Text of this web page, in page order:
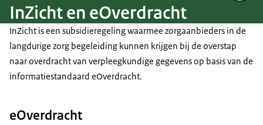
InZicht en eOverdracht
InZicht is een subsidieregeling waarmee zorgaanbieders in de
langdurige zorg begeleiding kunnen krijgen bij de overstap
naar overdracht van verpleegkundige gegevens op basis van de
informatiestandaard eOverdracht.
eOverdracht